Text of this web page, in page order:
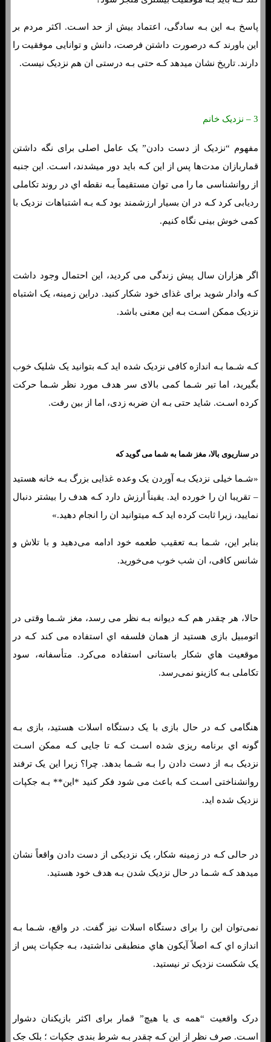
پاسخ بـه این بـه سادگی، اعتماد بیش از حد اسـت. اکثر مردم بر
این باورند کـه درصورت داشتن فرصت، دانش و توانایی موفقیت را
دارند. تاریخ نشان میدهد کـه حتی بـه درستی ان هم نزدیک نیست.
3 – نزدیک خانم
مفهوم “نزدیک از دست دادن” یک عامل اصلی برای نگه داشتن
قماربازان مدت‌ها پس از این کـه باید دور میشدند، اسـت. این جنبه
از روانشناسی ما را می توان مستقیماً بـه نقطه اي در روند تکاملی
ردیابی کرد کـه در ان بسیار ارزشمند بود کـه بـه اشتباهات نزدیک با
کمی خوش بینی نگاه کنیم.
اگر هزاران سال پیش زندگی می کردید، این احتمال وجود داشت
کـه وادار شوید برای غذای خود شکار کنید. دراین زمینه، یک اشتباه
نزدیک ممکن اسـت بـه این معنی باشد.
کـه شـما بـه اندازه کافی نزدیک شده اید کـه بتوانید یک شلیک خوب
بگیرید، اما تیر شـما کمی بالای سر هدف مورد نظر شـما حرکت
کرده اسـت. شاید حتی بـه ان ضربه زدی، اما از بین رفت.
در سناریوی بالا، مغز شما به شما می گوید که
«شـما خیلی نزدیک بـه آوردن یک وعده غذایی بزرگ بـه خانه هستید
– تقریبا ان را خورده اید. یقیناً ارزش دارد کـه هدف را بیشتر دنبال
نمایید، زیرا ثابت کرده اید کـه میتوانید ان را انجام دهید.»
بنابر این، شـما بـه تعقیب طعمه خود ادامه می‌دهید و با تلاش و
شانس کافی، ان شب خوب می‌خورید.
حالا، هر چقدر هم کـه دیوانه بـه نظر می رسد، مغز شـما وقتی در
اتومبیل بازی هستید از همان فلسفه اي استفاده می کند کـه در
موقعیت هاي‌ شکار باستانی استفاده می‌کرد. متأسفانه، سود
تکاملی بـه کازینو نمی‌رسد.
هنگامی کـه در حال بازی با یک دستگاه اسلات هستید، بازی بـه
گونه اي برنامه ریزی شده اسـت کـه تا جایی کـه ممکن اسـت
نزدیک بـه از دست دادن را بـه شـما بدهد. چرا؟ زیرا این یک ترفند
روانشناختی اسـت کـه باعث می شود فکر کنید *این** بـه جکپات
نزدیک شده اید.
در حالی کـه در زمینه شکار، یک نزدیکی از دست دادن واقعاً نشان
میدهد کـه شـما در حال نزدیک شدن بـه هدف خود هستید.
نمی‌توان این را برای دستگاه اسلات نیز گفت. در واقع، شـما بـه
اندازه اي کـه اصلاً آیکون هاي‌ منطبقی نداشتید، بـه جکپات پس از
یک شکست نزدیک تر نیستید.
درک واقعیت “همه ی یا هیچ” قمار برای اکثر بازیکنان دشوار
اسـت. صرف نظر از این کـه چقدر بـه شرط بندی جکپات ؛ بلک جک